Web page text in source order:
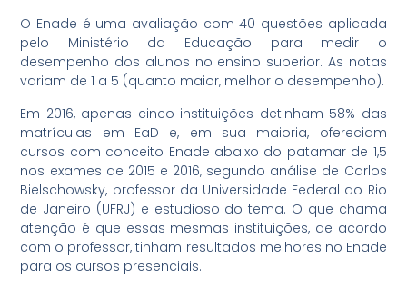
O Enade é uma avaliação com 40 questões aplicada
pelo Ministério da Educação para medir o
desempenho dos alunos no ensino superior. As notas
variam de 1 a 5 (quanto maior, melhor o desempenho).
Em 2016, apenas cinco instituições detinham 58% das
matrículas em EaD e, em sua maioria, ofereciam
cursos com conceito Enade abaixo do patamar de 1,5
nos exames de 2015 e 2016, segundo análise de Carlos
Bielschowsky, professor da Universidade Federal do Rio
de Janeiro (UFRJ) e estudioso do tema. O que chama
atenção é que essas mesmas instituições, de acordo
com o professor, tinham resultados melhores no Enade
para os cursos presenciais.